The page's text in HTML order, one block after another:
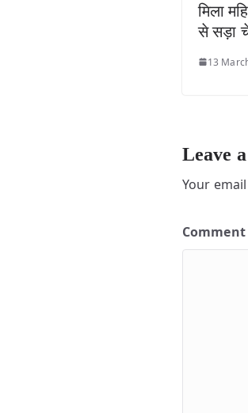
मिला
से सड़ा
13
Leave
Your